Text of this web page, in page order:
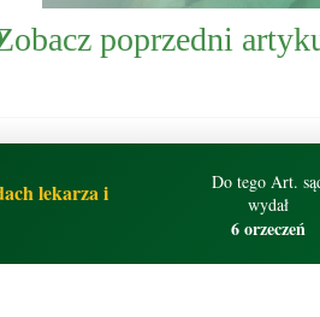
poprzedni
lekarza i
Do tego Art.
wydał
6 orzeczeń